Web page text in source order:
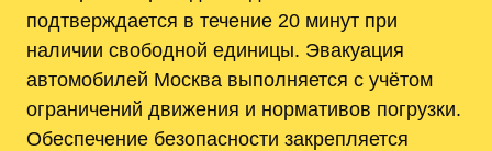
подтверждается в течение 20 минут при
наличии свободной единицы. Эвакуация
автомобилей Москва выполняется с учётом
ограничений движения и нормативов погрузки.
Обеспечение безопасности закрепляется